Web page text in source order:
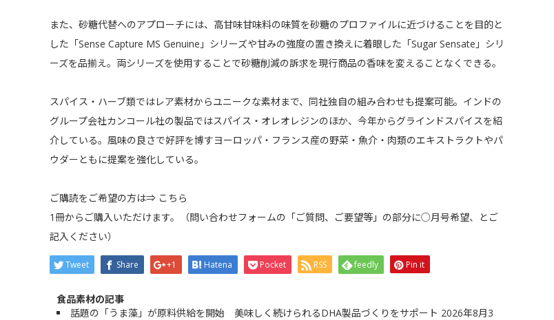
また、砂糖代替へのアプローチには、高甘味甘味料の味質を砂糖のプロファイルに近づけることを目的と
した「Sense Capture MS Genuine」シリーズや甘みの強度の置き換えに着眼した「Sugar Sensate」シリ
ーズを品揃え。両シリーズを使用することで砂糖削減の訴求を現行商品の香味を変えることなくできる。
スパイス・ハーブ類ではレア素材からユニークな素材まで、同社独自の組み合わせも提案可能。インドの
グループ会社カンコール社の製品ではスパイス・オレオレジンのほか、今年からグラインドスパイスを紹
介している。風味の良さで好評を博すヨーロッパ・フランス産の野菜・魚介・肉類のエキストラクトやパ
ウダーともに提案を強化している。
ご購読をご希望の方は⇒ こちら
1冊からご購入いただけます。（問い合わせフォームの「ご質問、ご要望等」の部分に○月号希望、とご
記入ください）
Tweet Share +1 Hatena Pocket RSS feedly Pin it
食品素材の記事
話題の「うま藻」が原料供給を開始 美味しく続けられるDHA製品づくりをサポート 2026年8月3